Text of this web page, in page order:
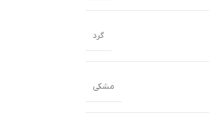
گرد
مشکی